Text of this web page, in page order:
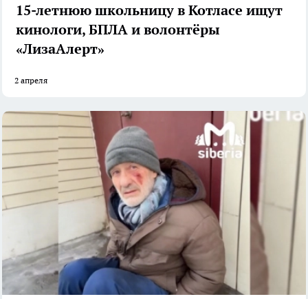
15-летнюю школьницу в Котласе ищут
кинологи, БПЛА и волонтёры
«ЛизаАлерт»
2 апреля